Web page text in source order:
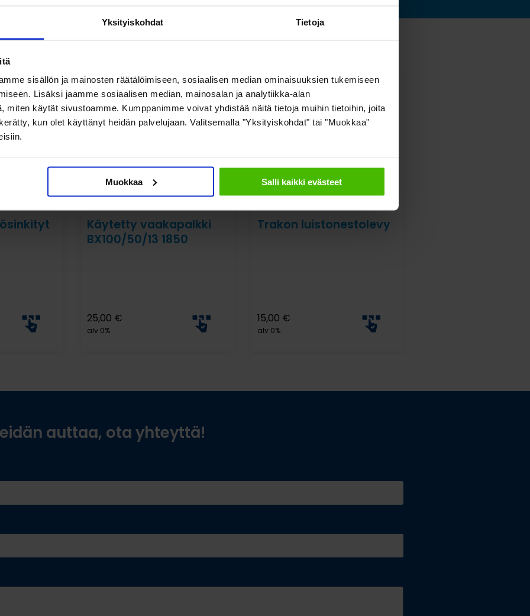
Yksityiskohdat Tietoja
sisällön ja mainosten räätälöimiseen, sosiaalisen median ominaisuuksien tukemiseen
Lisäksi jaamme sosiaalisen median, mainosalan ja analytiikka-alan
miten käytät sivustoamme. Kumppanimme voivat yhdistää näitä tietoja muihin tietoihin, joita
kun olet käyttänyt heidän palvelujaan. Valitsemalla "Yksityiskohdat" tai "Muokkaa"
Muokkaa Salli kaikki evästeet
Käytetty vaakapalkki
BX100/50/13 1850
25,00 €
alv 0%
Trakon luistonestolevy
15,00 €
alv 0%
auttaa, ota yhteyttä!